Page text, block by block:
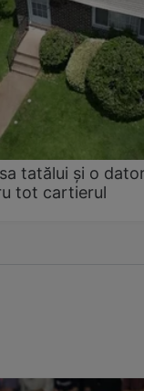
tatălui și o
tot cartierul